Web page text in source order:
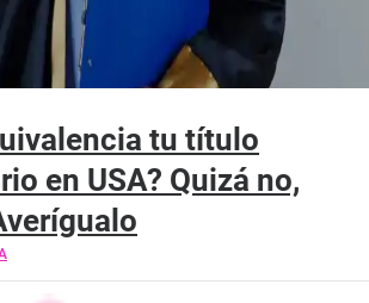
tu título
en USA? Quizá no,